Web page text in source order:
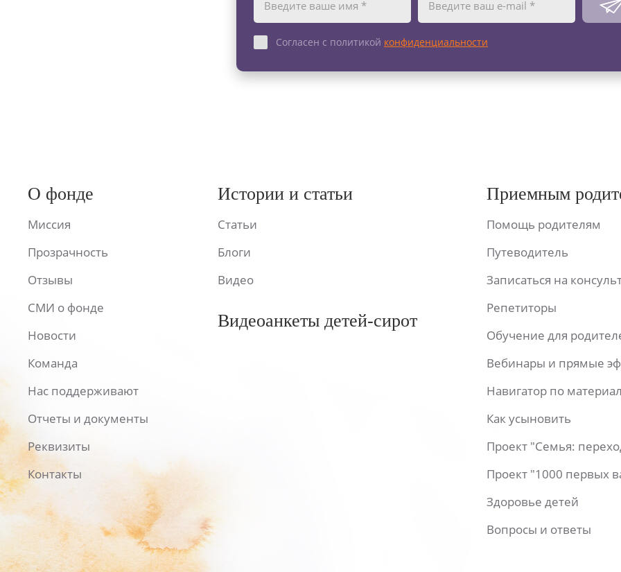
Согласен с политикой конфиденциальности
О фонде
Миссия
Прозрачность
Отзывы
СМИ о фонде
Новости
Команда
Нас поддерживают
Отчеты и документы
Реквизиты
Контакты
Истории и статьи
Статьи
Блоги
Видео
Видеоанкеты детей-сирот
Приемным
Помощь родителям
Путеводитель
Записаться на
Репетиторы
Обучение для
Вебинары и прямые
Навигатор по
Как усыновить
Проект "Семья:
Проект "1000 первых
Здоровье детей
Вопросы и ответы